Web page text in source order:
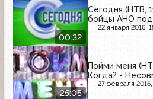
00:32
Сегодня (НТВ,
бойцы АНО
22 января 2016,
25:05
Пойми меня
Когда? -
27 февраля 2016,